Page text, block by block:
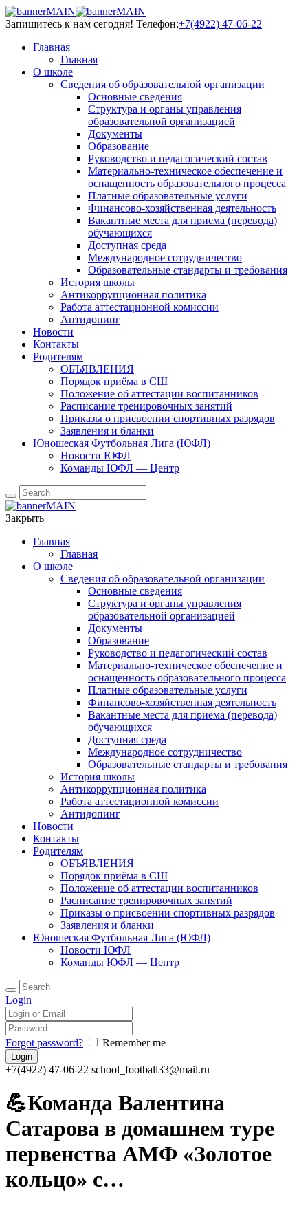
Запишитесь к нам сегодня! Телефон:+7(4922) 47-06-22
Главная
Главная
О школе
Сведения об образовательной организации
Основные сведения
Структура и органы управления
образовательной организацией
Документы
Образование
Руководство и педагогический состав
Материально-техническое обеспечение и
оснащенность образовательного процесса
Платные образовательные услуги
Финансово-хозяйственная деятельность
Вакантные места для приема (перевода)
обучающихся
Доступная среда
Международное сотрудничество
Образовательные стандарты и требования
История школы
Антикоррупционная политика
Работа аттестационной комиссии
Антидопинг
Новости
Контакты
Родителям
ОБЪЯВЛЕНИЯ
Порядок приёма в СШ
Положение об аттестации воспитанников
Расписание тренировочных занятий
Приказы о присвоении спортивных разрядов
Заявления и бланки
Юношеская Футбольная Лига (ЮФЛ)
Новости ЮФЛ
Команды ЮФЛ — Центр
Поиск
Закрыть
Главная
Главная
О школе
Сведения об образовательной организации
Основные сведения
Структура и органы управления
образовательной организацией
Документы
Образование
Руководство и педагогический состав
Материально-техническое обеспечение и
оснащенность образовательного процесса
Платные образовательные услуги
Финансово-хозяйственная деятельность
Вакантные места для приема (перевода)
обучающихся
Доступная среда
Международное сотрудничество
Образовательные стандарты и требования
История школы
Антикоррупционная политика
Работа аттестационной комиссии
Антидопинг
Новости
Контакты
Родителям
ОБЪЯВЛЕНИЯ
Порядок приёма в СШ
Положение об аттестации воспитанников
Расписание тренировочных занятий
Приказы о присвоении спортивных разрядов
Заявления и бланки
Юношеская Футбольная Лига (ЮФЛ)
Новости ЮФЛ
Команды ЮФЛ — Центр
Поиск
Login
Forgot password? Remember me
+7(4922) 47-06-22 school_football33@mail.ru
💪Команда Валентина
Сатарова в домашнем туре
первенства АМФ «Золотое
кольцо» с…